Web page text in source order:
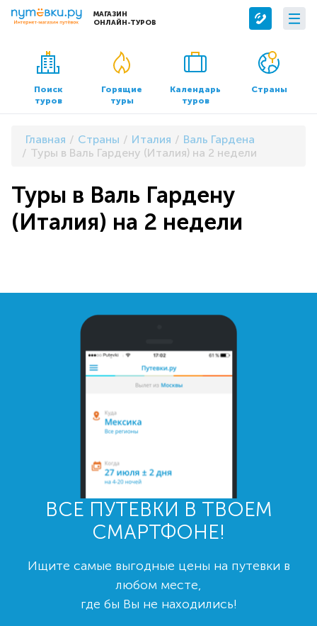
МАГАЗИН
ОНЛАЙН-ТУРОВ
Сервисы
Бронирование отелей
Трансфер
О компании
О нас
Контакты
Документы и реквизиты
Поиск
туров
Горящие
туры
Календарь
туров
Страны
Главная Страны Италия
Валь Гардена
Туры в Валь Гардену (Италия) на 2 недели
Туры в Валь Гардену
(Италия) на 2 недели
ВСЕ ПУТЕВКИ В ТВОЕМ
СМАРТФОНЕ!
Ищите самые выгодные цены на путевки в
любом месте,
где бы Вы не находились!